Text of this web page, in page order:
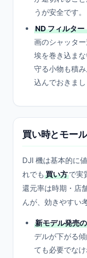
うが安全です。
ND フィルタ
画のシャッタ
埃を巻き込ま
守る小物も積
込んでおきまし
買い時とモー
DJI 機は基本的に
れでも 買い方で実
還元率は時期・店
んが、効きやすい
新モデル発売
デルが下がる
ても必要でな